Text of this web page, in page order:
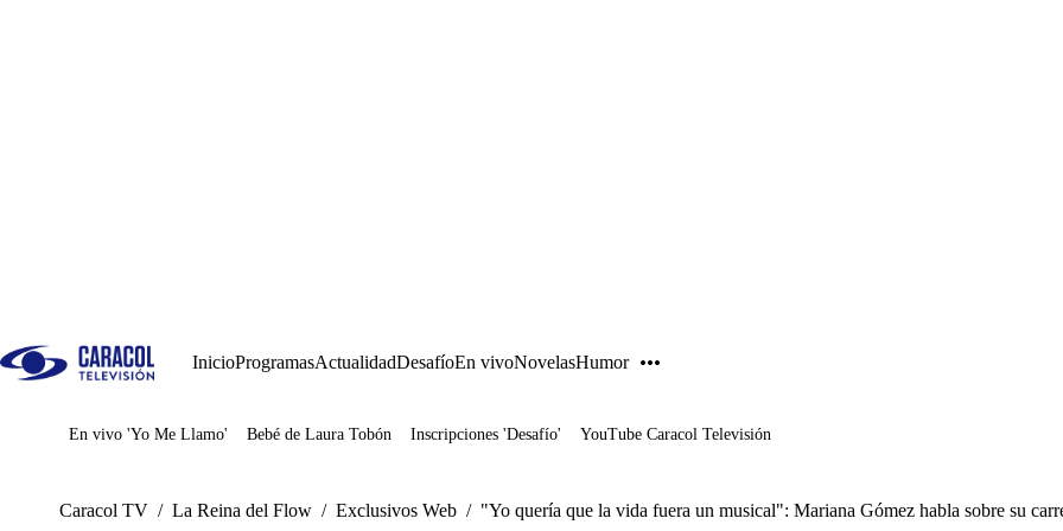
InicioProgramasActualidadDesafíoEn vivoNovelasHumor
Juegos
En vivo 'Yo Me Llamo' Bebé de Laura Tobón Inscripciones 'Desafío' YouTube Caracol Televisión
Caracol TV / La Reina del Flow / Exclusivos Web / "Yo quería que la vida fuera un musical": Mariana Gómez habla sobre su